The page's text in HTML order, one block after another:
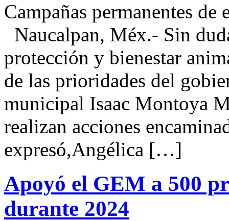
Campañas permanentes
Naucalpan, Méx.- Sin
protección y bienestar
de las prioridades del
municipal Isaac Montoya
realizan acciones
expresó,Angélica […]
Apoyó el GEM a 500
durante 2024